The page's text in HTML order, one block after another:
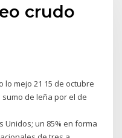
crudo
mejo 21 15 de octubre
de leña por el de
Unidos; un 85% en forma